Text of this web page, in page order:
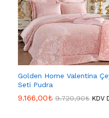
Golden Home Valentina
Seti Pudra
9.166,00₺ 9.720,90₺ KDV
9.166,00₺ 9.720,90₺